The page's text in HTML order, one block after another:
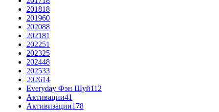
201818
201960
202088
202181
202251
202325
202448
202533
202614
Everyday Фэн Шуй112
Активации41
Активизации178